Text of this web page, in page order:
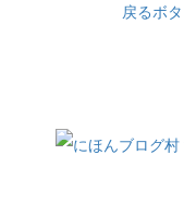
戻るボ